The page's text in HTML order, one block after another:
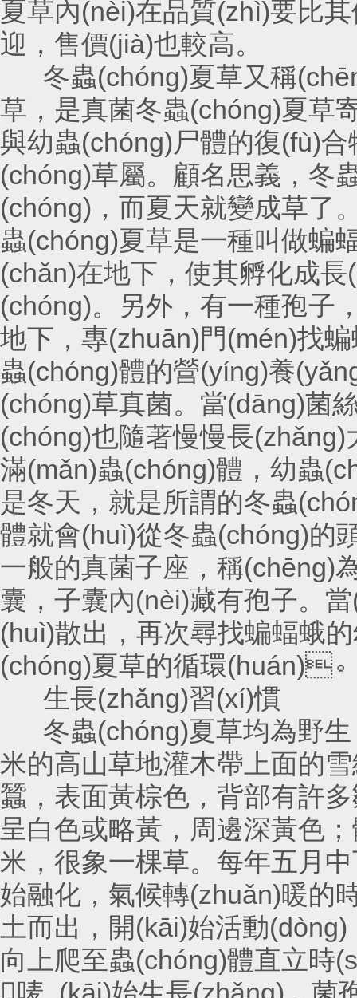
夏草內(nèi)在品質(zhì)要比
迎，售價(jià)也較高。
冬蟲(chóng)夏草又稱
草，是真菌冬蟲(chóng)
與幼蟲(chóng)尸體的復(fù)合物
(chóng)草屬。顧名思義
(chóng)，而夏天就變成草了
蟲(chóng)夏草是一種叫做蝙
(chǎn)在地下，使其孵化
(chóng)。另外，有一種孢
地下，專(zhuān)門(mén)找
蟲(chóng)體的營(yíng)養
(chóng)草真菌。當(dāng)菌絲
(chóng)也隨著慢慢長(zhǎng)
滿(mǎn)蟲(chóng)體，幼蟲
是冬天，就是所謂的冬蟲
體就會(huì)從冬蟲(chóng)的
一般的真菌子座，稱(chēng)
囊，子囊內(nèi)藏有孢子。
(huì)散出，再次尋找蝙蝠
(chóng)夏草的循環(huán)
生長(zhǎng)習(xí)慣
冬蟲(chóng)夏草均為野生
米的高山草地灌木帶上面的雪
蠶，表面黃棕色，背部有許
呈白色或略黃，周邊深黃色
米，很象一棵草。每
始融化，氣候轉(zhuǎn)暖
土而出，開(kāi)始活動
向上爬至蟲(chóng)體直立時